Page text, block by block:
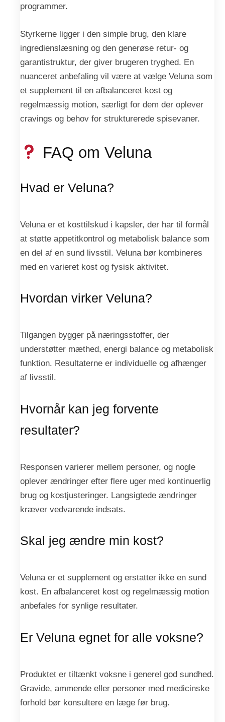
programmer.
Styrkerne ligger i den simple brug, den klare
ingredienslæsning og den generøse retur- og
garantistruktur, der giver brugeren tryghed. En
nuanceret anbefaling vil være at vælge Veluna som
et supplement til en afbalanceret kost og
regelmæssig motion, særligt for dem der oplever
cravings og behov for strukturerede spisevaner.
FAQ om Veluna
Hvad er Veluna?
Veluna er et kosttilskud i kapsler, der har til formål
at støtte appetitkontrol og metabolisk balance som
en del af en sund livsstil. Veluna bør kombineres
med en varieret kost og fysisk aktivitet.
Hvordan virker Veluna?
Tilgangen bygger på næringsstoffer, der
understøtter mæthed, energi balance og metabolisk
funktion. Resultaterne er individuelle og afhænger
af livsstil.
Hvornår kan jeg forvente
resultater?
Responsen varierer mellem personer, og nogle
oplever ændringer efter flere uger med kontinuerlig
brug og kostjusteringer. Langsigtede ændringer
kræver vedvarende indsats.
Skal jeg ændre min kost?
Veluna er et supplement og erstatter ikke en sund
kost. En afbalanceret kost og regelmæssig motion
anbefales for synlige resultater.
Er Veluna egnet for alle voksne?
Produktet er tiltænkt voksne i generel god sundhed.
Gravide, ammende eller personer med medicinske
forhold bør konsultere en læge før brug.